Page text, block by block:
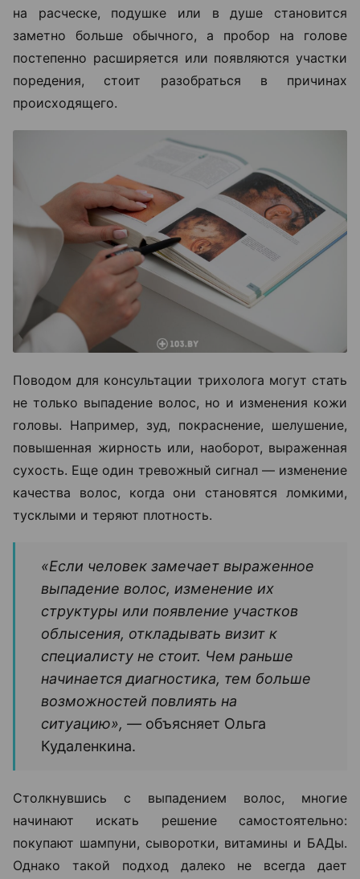
на расческе, подушке или в душе становится
заметно больше обычного, а пробор на голове
постепенно расширяется или появляются участки
поредения, стоит разобраться в причинах
происходящего.
Поводом для консультации трихолога могут стать
не только выпадение волос, но и изменения кожи
головы. Например, зуд, покраснение, шелушение,
повышенная жирность или, наоборот, выраженная
сухость. Еще один тревожный сигнал — изменение
качества волос, когда они становятся ломкими,
тусклыми и теряют плотность.
«Если человек замечает выраженное
выпадение волос, изменение их
структуры или появление участков
облысения, откладывать визит к
специалисту не стоит. Чем раньше
начинается диагностика, тем больше
возможностей повлиять на
ситуацию», — объясняет Ольга
Кудаленкина.
Столкнувшись с выпадением волос, многие
начинают искать решение самостоятельно:
покупают шампуни, сыворотки, витамины и БАДы.
Однако такой подход далеко не всегда дает